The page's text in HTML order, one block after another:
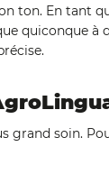
ton. En tant
quiconque
grand soin.